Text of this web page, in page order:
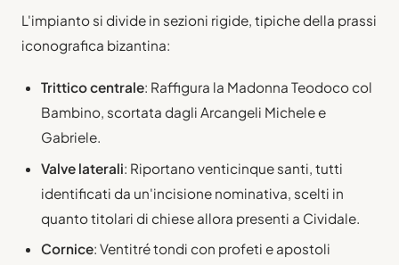
L'impianto si divide in sezioni rigide, tipiche della prassi
iconografica bizantina:
Trittico centrale: Raffigura la Madonna Teodoco col
Bambino, scortata dagli Arcangeli Michele e
Gabriele.
Valve laterali: Riportano venticinque santi, tutti
identificati da un'incisione nominativa, scelti in
quanto titolari di chiese allora presenti a Cividale.
Cornice: Ventitré tondi con profeti e apostoli